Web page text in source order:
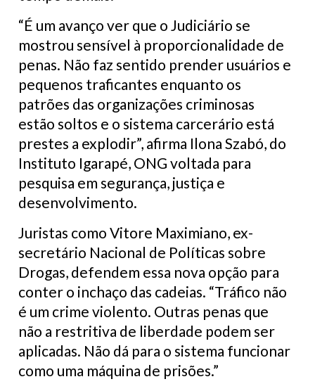
“É um avanço ver que o Judiciário se
mostrou sensível à proporcionalidade de
penas. Não faz sentido prender usuários e
pequenos traficantes enquanto os
patrões das organizações criminosas
estão soltos e o sistema carcerário está
prestes a explodir”, afirma Ilona Szabó, do
Instituto Igarapé, ONG voltada para
pesquisa em segurança, justiça e
desenvolvimento.
Juristas como Vitore Maximiano, ex-
secretário Nacional de Políticas sobre
Drogas, defendem essa nova opção para
conter o inchaço das cadeias. “Tráfico não
é um crime violento. Outras penas que
não a restritiva de liberdade podem ser
aplicadas. Não dá para o sistema funcionar
como uma máquina de prisões.”